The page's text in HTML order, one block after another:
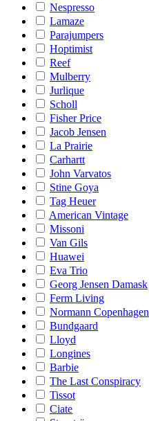
Nespresso
Lamaze
Parajumpers
Hoptimist
Reef
Mulberry
Jurlique
Scholl
Fisher Price
Jacob Jensen
La Prairie
Carhartt
John Varvatos
Stine Goya
Tag Heuer
American Vintage
Missoni
Van Gils
Huawei
Eva Trio
Georg Jensen Damask
Ferm Living
Normann Copenhagen
Bundgaard
Lloyd
Longines
Barbie
The Last Conspiracy
Tissot
Ciate